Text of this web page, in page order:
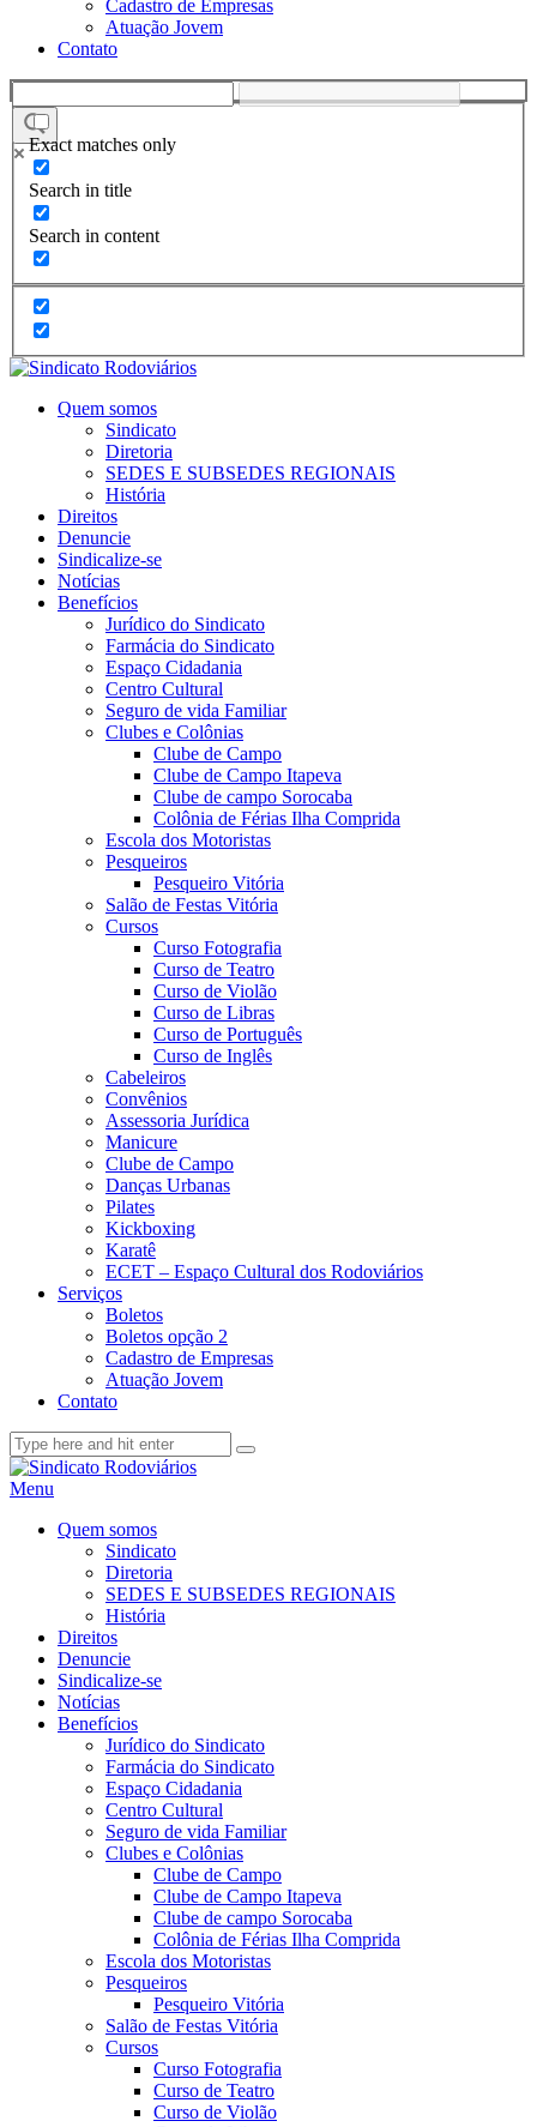
Cadastro de Empresas
Atuação Jovem
Contato
Exact matches only
Search in title
Search in content
Quem somos
Sindicato
Diretoria
SEDES E SUBSEDES REGIONAIS
História
Direitos
Denuncie
Sindicalize-se
Notícias
Benefícios
Jurídico do Sindicato
Farmácia do Sindicato
Espaço Cidadania
Centro Cultural
Seguro de vida Familiar
Clubes e Colônias
Clube de Campo
Clube de Campo Itapeva
Clube de campo Sorocaba
Colônia de Férias Ilha Comprida
Escola dos Motoristas
Pesqueiros
Pesqueiro Vitória
Salão de Festas Vitória
Cursos
Curso Fotografia
Curso de Teatro
Curso de Violão
Curso de Libras
Curso de Português
Curso de Inglês
Cabeleiros
Convênios
Assessoria Jurídica
Manicure
Clube de Campo
Danças Urbanas
Pilates
Kickboxing
Karatê
ECET – Espaço Cultural dos Rodoviários
Serviços
Boletos
Boletos opção 2
Cadastro de Empresas
Atuação Jovem
Contato
Menu
Quem somos
Sindicato
Diretoria
SEDES E SUBSEDES REGIONAIS
História
Direitos
Denuncie
Sindicalize-se
Notícias
Benefícios
Jurídico do Sindicato
Farmácia do Sindicato
Espaço Cidadania
Centro Cultural
Seguro de vida Familiar
Clubes e Colônias
Clube de Campo
Clube de Campo Itapeva
Clube de campo Sorocaba
Colônia de Férias Ilha Comprida
Escola dos Motoristas
Pesqueiros
Pesqueiro Vitória
Salão de Festas Vitória
Cursos
Curso Fotografia
Curso de Teatro
Curso de Violão